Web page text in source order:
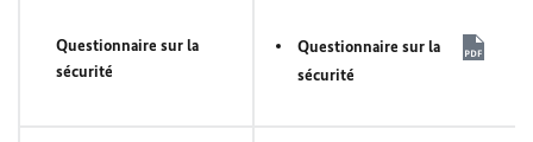
Questionnaire sur la
sécurité
Questionnaire sur la
sécurité